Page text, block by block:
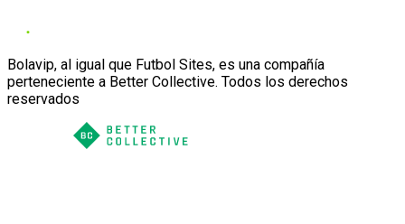
Bolavip, al igual que Futbol Sites, es una compañía
perteneciente a Better Collective. Todos los derechos
reservados